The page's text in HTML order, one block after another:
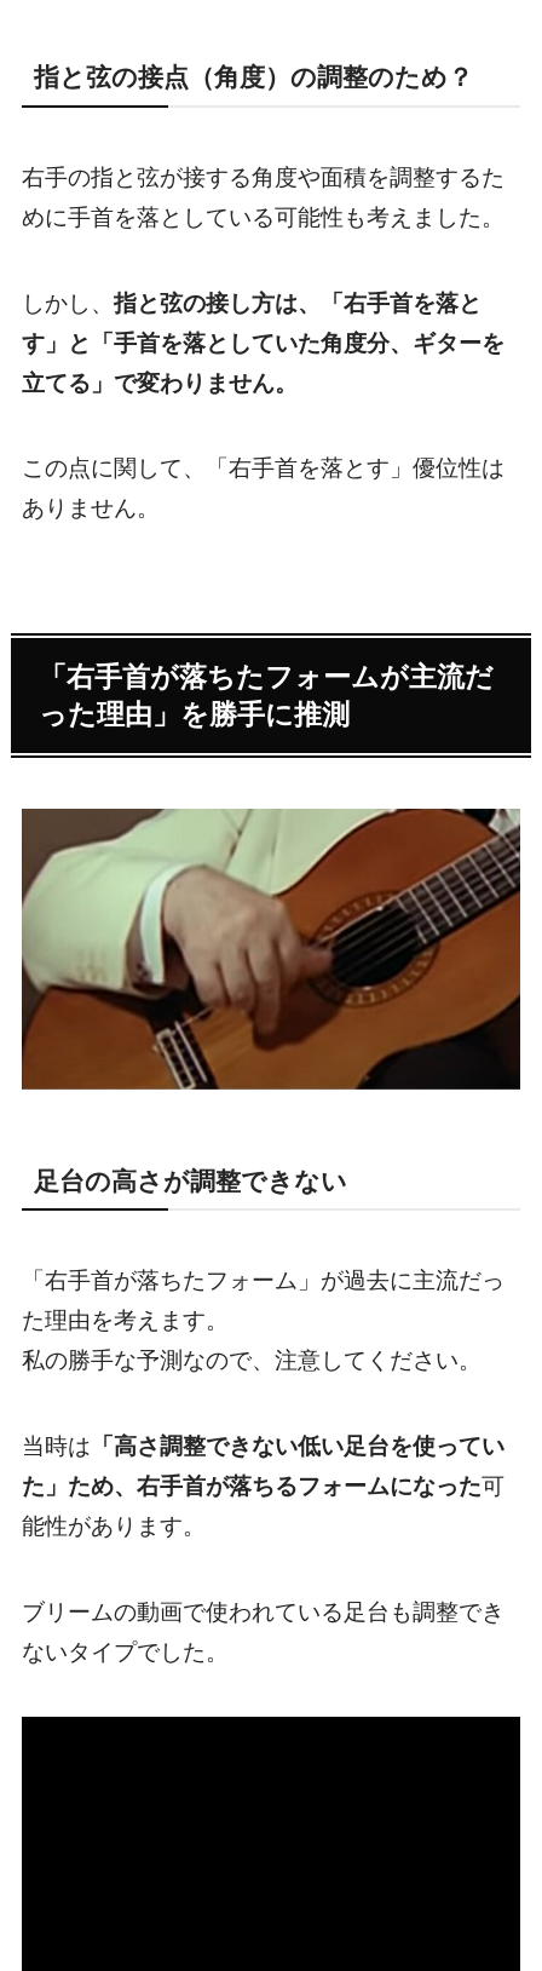
指と弦の接点（角度）の調整のため？
右手の指と弦が接する角度や面積を調整するた
めに手首を落としている可能性も考えました。
しかし、指と弦の接し方は、「右手首を落と
す」と「手首を落としていた角度分、ギターを
立てる」で変わりません。
この点に関して、「右手首を落とす」優位性は
ありません。
「右手首が落ちたフォームが主流だ
った理由」を勝手に推測
足台の高さが調整できない
「右手首が落ちたフォーム」が過去に主流だっ
た理由を考えます。
私の勝手な予測なので、注意してください。
当時は 「高さ調整できない低い足台を使ってい
た」ため、右手首が落ちるフォームになった可
能性があります。
ブリームの動画で使われている足台も調整でき
ないタイプでした。